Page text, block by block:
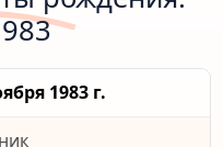
1983 г.